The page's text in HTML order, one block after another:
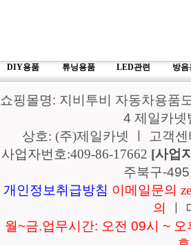
DIY용품 튜닝용품 LED관련 방음
쇼핑몰명: 지비투비 자동차용품
4 제일카
상호: (주)제일카넷 ㅣ 고객
사업자번호:409-86-17662 [사업
주북구-
개인정보취급방침 이메일문의
의
월~금.업무시간: 오전 09시 ~